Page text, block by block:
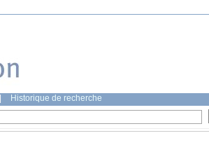
Historique de recherche